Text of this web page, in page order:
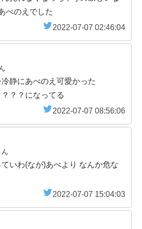
べのえでした
2022-07-07 02:46:04
静にあべのえ可愛かった
？になってる
2022-07-07 08:56:06
ん
いわ(なが)あべより なんか危な
2022-07-07 15:04:03